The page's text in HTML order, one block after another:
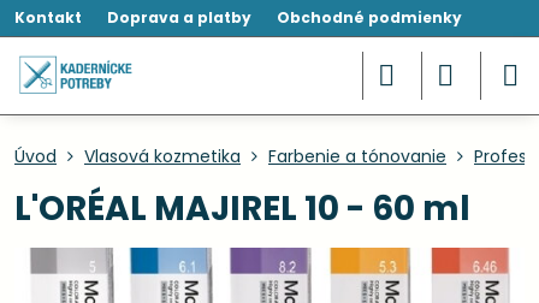
Kontakt Doprava a platby Obchodné podmienky
Úvod Vlasová kozmetika Farbenie a tónovanie
L'ORÉAL MAJIREL 10 - 60 ml